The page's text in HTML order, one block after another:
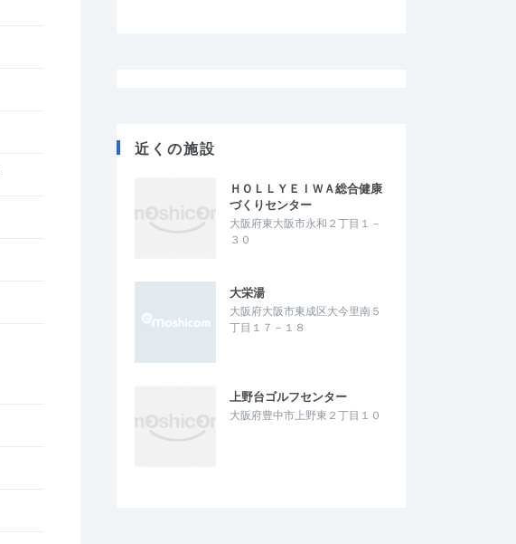
近くの施設
ＨＯＬＬＹＥＩＷＡ総合健康
づくりセンター
大阪府東大阪市永和２丁目１－
３０
大栄湯
大阪府大阪市東成区大今里南５
丁目１７－１８
上野台ゴルフセンター
大阪府豊中市上野東２丁目１０